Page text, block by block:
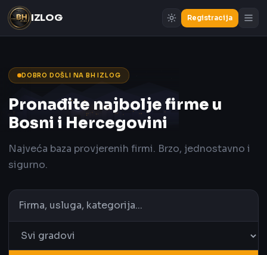
IZLOG Registracija
DOBRO DOŠLI NA BH IZLOG
Pronađite najbolje firme u
Bosni i Hercegovini
Najveća baza provjerenih firmi. Brzo, jednostavno i
sigurno.